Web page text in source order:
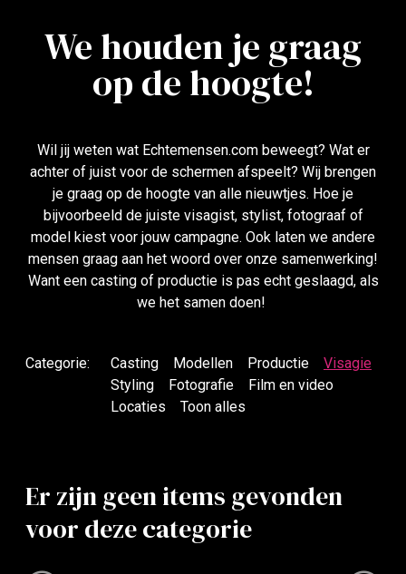
We houden je graag
op de hoogte!
Wil jij weten wat Echtemensen.com beweegt? Wat er
achter of juist voor de schermen afspeelt? Wij brengen
je graag op de hoogte van alle nieuwtjes. Hoe je
bijvoorbeeld de juiste visagist, stylist, fotograaf of
model kiest voor jouw campagne. Ook laten we andere
mensen graag aan het woord over onze samenwerking!
Want een casting of productie is pas echt geslaagd, als
we het samen doen!
Categorie: Casting Modellen Productie
Visagie
Styling
Fotografie
Film en video
Locaties
Toon alles
Er zijn geen items gevonden
voor deze categorie